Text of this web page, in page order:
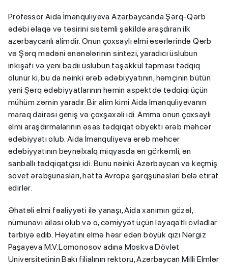
Professor Aida İmanquliyeva Azərbaycanda Şərq-Qərb
ədəbi əlaqə və təsirini sistemli şəkildə araşdıran ilk
azərbaycanlı alimdir. Onun çoxsaylı elmi əsərlərində Qərb
və Şərq mədəni ənənələrinin sintezi, yaradıcı üslubun
inkişafı və yeni bədii üslubun təşəkkül tapması tədqiq
olunur ki, bu da nəinki ərəb ədəbiyyatının, həmçinin bütün
yeni Şərq ədəbiyyatlarının həmin aspektdə tədqiqi üçün
mühüm zəmin yaradır. Bir alim kimi Aida İmanquliyevanın
maraq dairəsi geniş və çoxşaxəli idi. Amma onun çoxsaylı
elmi araşdırmalarının əsas tədqiqat obyekti ərəb məhcər
ədəbiyyatı olub. Aida İmanquliyeva ərəb məhcər
ədəbiyyatının beynəlxalq miqyasda ən görkəmli, ən
sanballı tədqiqatçısı idi. Bunu nəinki Azərbaycan və keçmiş
sovet ərəbşünasları, hətta Avropa şərqşünasları belə etiraf
edirlər.
Əhatəli elmi fəaliyyəti ilə yanaşı, Aida xanımın gözəl,
nümunəvi ailəsi olub və o, cəmiyyət üçün ləyaqətli övladlar
tərbiyə edib. Həyatını elmə həsr edən böyük qızı Nərgiz
Paşayeva M.V.Lomonosov adına Moskva Dövlət
Universitetinin Bakı filialının rektoru, Azərbaycan Milli Elmlər